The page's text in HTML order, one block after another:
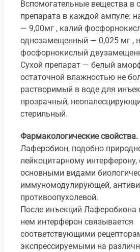
Вспомогательные вещества в
препарата в каждой ампуле:
— 9,00мг , калий
однозамещенный — 0,025 мг ,
фосфорнокислый
Сухой препарат — белый
остаточной влажностью не
растворимый в воде для
прозрачный,
стерильный.
Фармакологические свойства.
Лаферобион, подобно
лейкоцитарному
основными видами
иммуномодулирующей,
противоопухолевой.
После инъекций Лаферобиона
нем интерферон связывается
соответствующими
экспрессируемыми на